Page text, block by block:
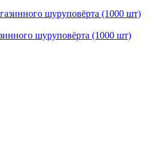
шуруповёрта (1000 шт)